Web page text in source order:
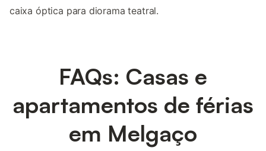
caixa óptica para diorama teatral.
FAQs: Casas e
apartamentos de férias
em Melgaço